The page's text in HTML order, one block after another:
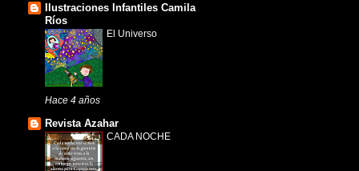
Ilustraciones Infantiles Camila
Ríos
El Universo
Hace 4 años
Revista Azahar
CADA NOCHE